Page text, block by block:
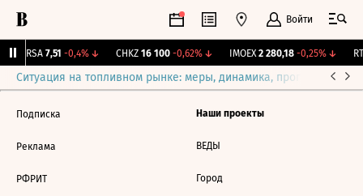
Войти
ARSA 7,51 -0,4%↓ CHKZ 16 100 -0,62%↓ IMOEX 2 280,18 -0,25%↓
Ситуация на топливном рынке: меры, динамика, прогнозы
Подписка
Реклама
РФРИТ
Наши проекты
ВЕДЫ
Город